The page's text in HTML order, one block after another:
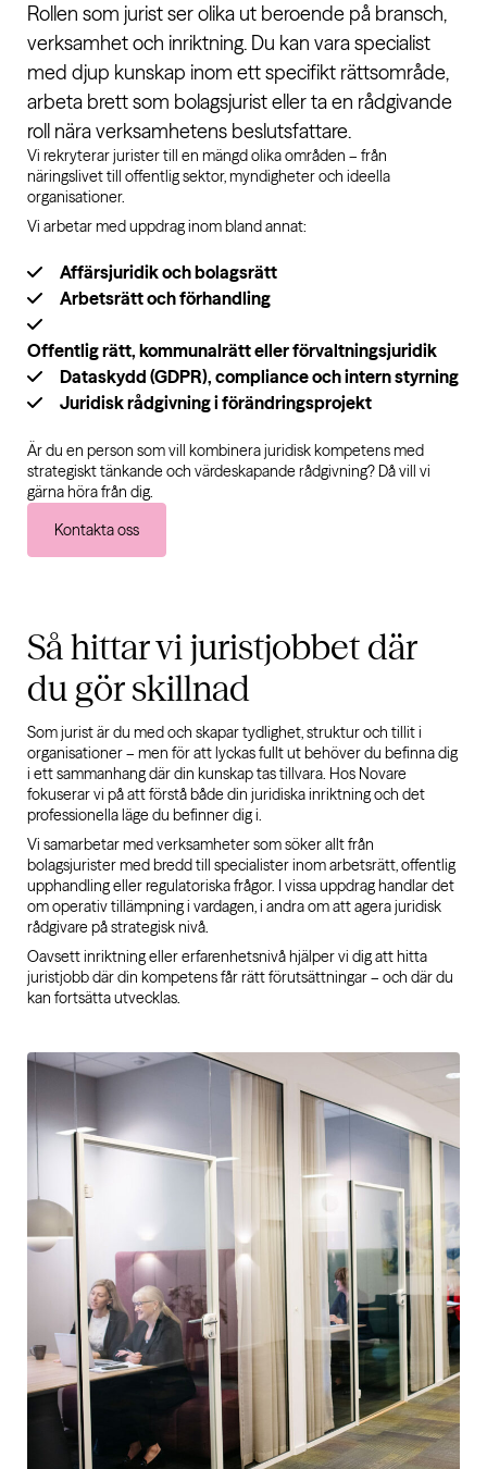
Rollen som jurist ser olika ut beroende på bransch,
verksamhet och inriktning. Du kan vara specialist
med djup kunskap inom ett specifikt rättsområde,
arbeta brett som bolagsjurist eller ta en rådgivande
roll nära verksamhetens beslutsfattare.
Vi rekryterar jurister till en mängd olika områden – från
näringslivet till offentlig sektor, myndigheter och ideella
organisationer.
Vi arbetar med uppdrag inom bland annat:
Affärsjuridik och bolagsrätt
Arbetsrätt och förhandling
Offentlig rätt, kommunalrätt eller förvaltningsjuridik
Dataskydd (GDPR), compliance och intern styrning
Juridisk rådgivning i förändringsprojekt
Är du en person som vill kombinera juridisk kompetens med
strategiskt tänkande och värdeskapande rådgivning? Då vill vi
gärna höra från dig.
Kontakta oss
Så hittar vijuristjobbet där
du gör skillnad
Som jurist är du med och skapar tydlighet, struktur och tillit i
organisationer – men för att lyckas fullt ut behöver du befinna dig
i ett sammanhang där din kunskap tas tillvara. Hos Novare
fokuserar vi på att förstå både din juridiska inriktning och det
professionella läge du befinner dig i.
Vi samarbetar med verksamheter som söker allt från
bolagsjurister med bredd till specialister inom arbetsrätt, offentlig
upphandling eller regulatoriska frågor. I vissa uppdrag handlar det
om operativ tillämpning i vardagen, i andra om att agera juridisk
rådgivare på strategisk nivå.
Oavsett inriktning eller erfarenhetsnivå hjälper vi dig att hitta
juristjobb där din kompetens får rätt förutsättningar – och där du
kan fortsätta utvecklas.